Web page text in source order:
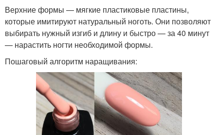
Верхние формы — мягкие пластиковые пластины,
которые имитируют натуральный ноготь. Они позволяют
выбирать нужный изгиб и длину и быстро — за 40 минут
— нарастить ногти необходимой формы.
Пошаговый алгоритм наращивания: